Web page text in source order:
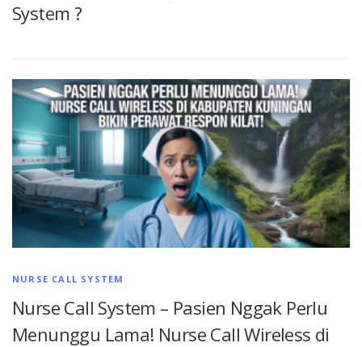
System ?
NURSE CALL SYSTEM
Nurse Call System – Pasien Nggak Perlu
Menunggu Lama! Nurse Call Wireless di